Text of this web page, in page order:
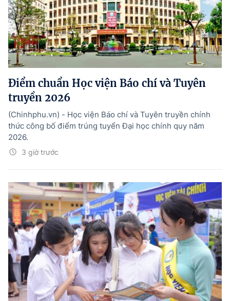
Điểm chuẩn Học viện Báo chí và Tuyên
truyền 2026
3 giờ trước
(Chinhphu.vn) - Học viện Báo chí và Tuyên truyền chính
thức công bố điểm trúng tuyển Đại học chính quy năm
2026.